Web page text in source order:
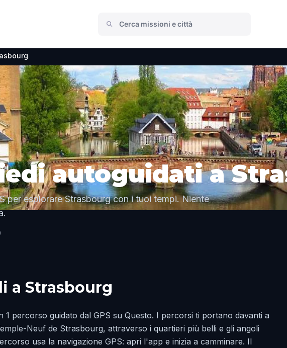
autoguidati a
per esplorare Strasbourg con i tuoi tempi. Niente
a Strasbourg
1 percorso guidato dal GPS su Questo. I percorsi ti portano davanti a
Neuf de Strasbourg, attraverso i quartieri più belli e gli angoli
usa la navigazione GPS: apri l'app e inizia a camminare. Il